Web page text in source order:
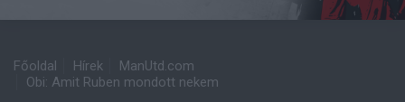
Főoldal Hírek
ManUtd.com
Obi: Amit Ruben mondott nekem